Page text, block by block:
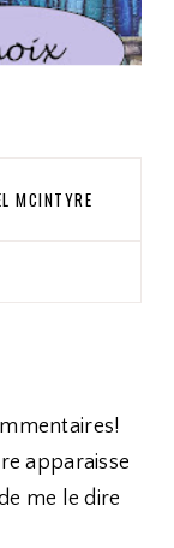
MCINTYRE
apparaisse
me le dire